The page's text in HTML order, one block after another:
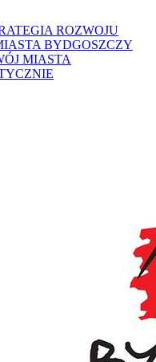
ROZWOJU
BYDGOSZCZY
MIASTA